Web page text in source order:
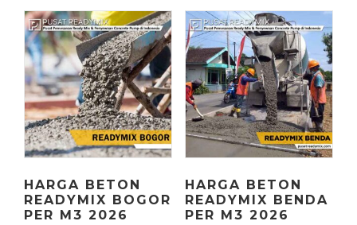
HARGA BETON
READYMIX BOGOR
PER M3 2026
HARGA BETON
READYMIX BENDA
PER M3 2026